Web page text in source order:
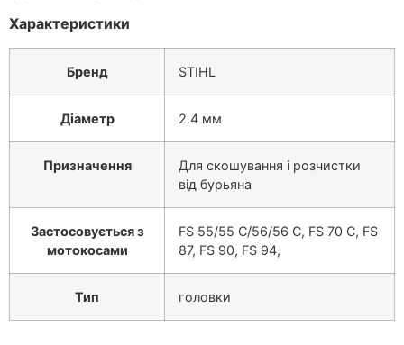
Характеристики
Бренд STIHL
Діаметр 2.4 мм
Призначення
Для скошування і розчистки
від бурьяна
Застосовується з
мотокосами
FS 55/55 C/56/56 C, FS 70 C, FS
87, FS 90, FS 94,
Тип головки